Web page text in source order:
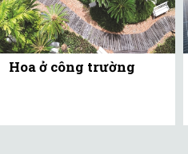
Hoa ở công trường